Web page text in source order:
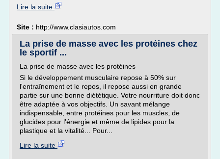
Lire la suite
Site : http://www.clasiautos.com
La prise de masse avec les protéines chez
le sportif ...
La prise de masse avec les protéines
Si le développement musculaire repose à 50% sur
l'entraînement et le repos, il repose aussi en grande
partie sur une bonne diététique. Votre nourriture doit donc
être adaptée à vos objectifs. Un savant mélange
indispensable, entre protéines pour les muscles, de
glucides pour l'énergie et même de lipides pour la
plastique et la vitalité... Pour...
Lire la suite